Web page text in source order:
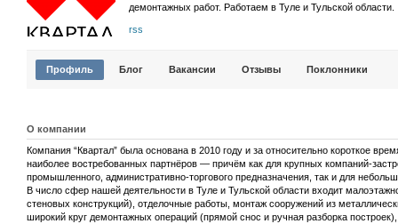
демонтажных работ. Работаем в Туле и Тульской области.
rss
Профиль Блог Вакансии Отзывы Поклонники
О компании
Компания “Квартал” была основана в 2010 году и за относительно короткое
наиболее востребованных партнёров — причём как для крупных компаний-
промышленного, административно-торгового предназначения, так и для
В число сфер нашей деятельности в Туле и Тульской области входит
стеновых конструкций), отделочные работы, монтаж сооружений из
широкий круг демонтажных операций (прямой снос и ручная разборка